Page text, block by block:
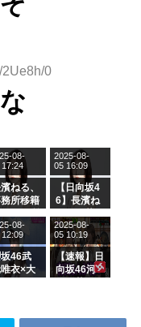
2Ue8h/0
ねる、
所移籍
発表
08-
17:24
【日向坂4
6】長濱ね
ら移籍しフ
ラーム所属
に。これで
事務所に所
属している
がこちら
2025-08-
05 16:09
46武
衣×大
に恐怖
08-
12:09
【速報】日
向坂46河
2025-08-
05 10:19